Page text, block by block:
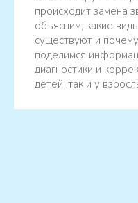
происходит замена
объясним, какие
существуют и
поделимся
диагностики и
детей, так и у